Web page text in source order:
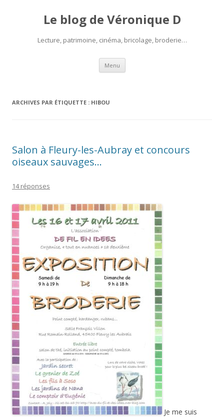
Le blog de Véronique D
Lecture, patrimoine, cinéma, bricolage, broderie…
Menu Aller
contenu
ARCHIVES PAR ÉTIQUETTE : HIBOU
Salon à Fleury-les-Aubray et concours
oiseaux sauvages…
14 réponses
Je me suis